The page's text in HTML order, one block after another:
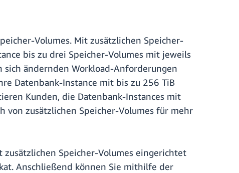
Volumes. Mit zusätzlichen Speicher-
bis zu drei Speicher-Volumes mit jeweils
ändernden Workload-Anforderungen
Datenbank-Instance mit bis zu 256 TiB
Kunden, die Datenbank-Instances mit
von zusätzlichen Speicher-Volumes für mehr
Speicher-Volumes eingerichtet
Anschließend können Sie mithilfe der